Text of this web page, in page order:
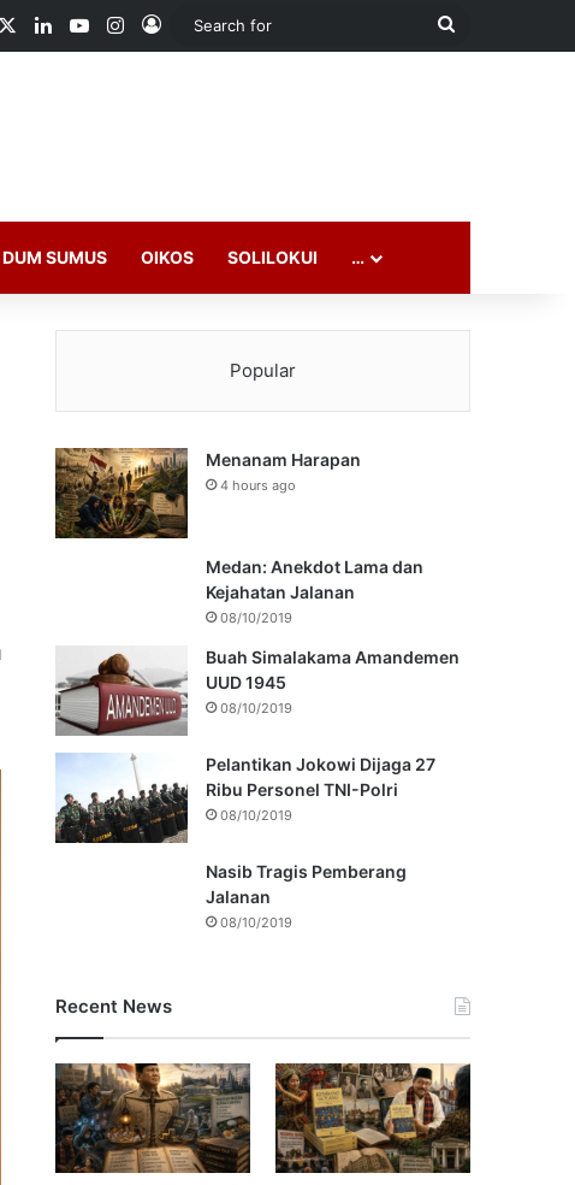
LinkedInYouTubeInstagram
Log In
Search
DUM SUMUS OIKOS SOLILOKUI …
Popular
Menanam Harapan
4 hours ago
Medan: Anekdot Lama dan
Kejahatan Jalanan
08/10/2019
Buah Simalakama Amandemen
UUD 1945
08/10/2019
Pelantikan Jokowi Dijaga 27
Ribu Personel TNI-Polri
08/10/2019
Nasib Tragis Pemberang
Jalanan
08/10/2019
Recent News